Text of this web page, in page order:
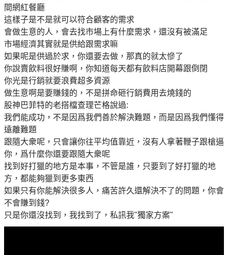
間網紅餐廳
這樣子是不是就可以符合顧客的需求
會做生意的人，會去找市場上有什麼需求，還沒有被滿足
市場經濟其實就是供給跟需求嘛
如果呢是供過於求，你還要去做，那真的就太慘了
你說賣飲料很好賺啊，你知道每天都有飲料店開幕跟倒閉
你光是行銷就要浪費超多資源
做生意啊是要賺錢的，不是拼命砸行銷費用去燒錢的
股神巴菲特的老搭檔查理芒格說過:
我們能成功，不是因爲我們善於解決難題，而是因爲我們懂得
遠離難題
跟隨大衆呢，只會讓你往平均值靠近，沒有人拿著鞭子跟槍逼
你，爲什麼你還要跟隨大衆呢
找到好打獵的地方是本事，不管是誰，只要到了好打獵的地
方，都能夠獵到更多東西
如果只有你能解決很多人，痛苦許久還解決不了的問題，你會
不會賺到錢?
只是你還沒找到，我找到了，私訊我"獨家方案"